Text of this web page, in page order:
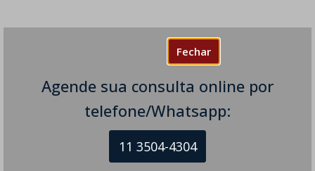
Fechar
Agende sua consulta online por
telefone/Whatsapp:
11 3504-4304